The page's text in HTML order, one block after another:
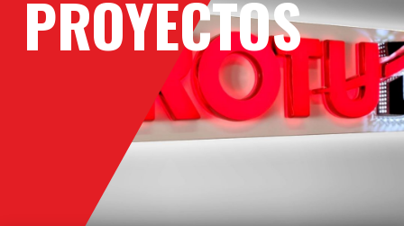
PROYECTOS